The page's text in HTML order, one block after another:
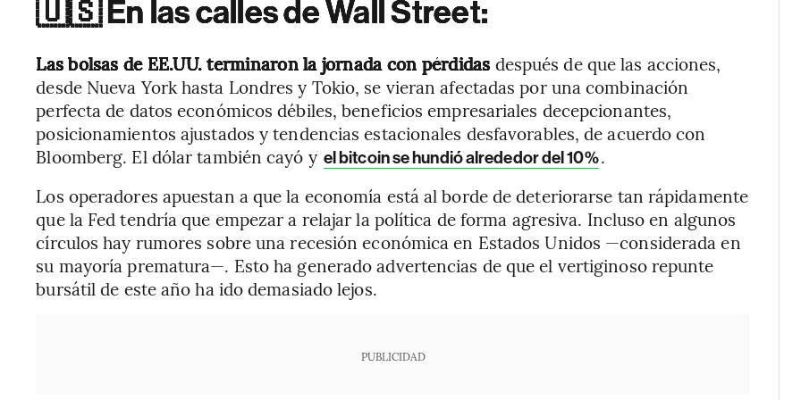
🇺🇸 En las calles de Wall Street:
Las bolsas de EE.UU. terminaron la jornada con pérdidas después de que las acciones,
desde Nueva York hasta Londres y Tokio, se vieran afectadas por una combinación
perfecta de datos económicos débiles, beneficios empresariales decepcionantes,
posicionamientos ajustados y tendencias estacionales desfavorables, de acuerdo con
Bloomberg. El dólar también cayó y el bitcoin se hundió alrededor del 10%.
Los operadores apuestan a que la economía está al borde de deteriorarse tan rápidamente
que la Fed tendría que empezar a relajar la política de forma agresiva. Incluso en algunos
círculos hay rumores sobre una recesión económica en Estados Unidos —considerada en
su mayoría prematura—. Esto ha generado advertencias de que el vertiginoso repunte
bursátil de este año ha ido demasiado lejos.
PUBLICIDAD